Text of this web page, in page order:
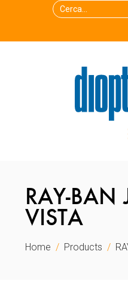
RAY-BAN
VISTA
Home Products